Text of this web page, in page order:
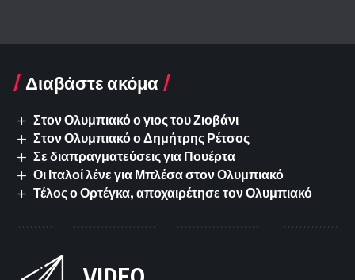
Διαβάστε ακόμα
Στον Ολυμπιακό ο γιος του Ζιοβάνι
Στον Ολυμπιακό ο Δημήτρης Ρέτσος
Σε διαπραγματεύσεις για Πουέρτα
Οι Ιταλοί λένε για Μπλέσα στον Ολυμπιακό
Τέλος ο Ορτέγκα, αποχαιρέτησε τον Ολυμπιακό